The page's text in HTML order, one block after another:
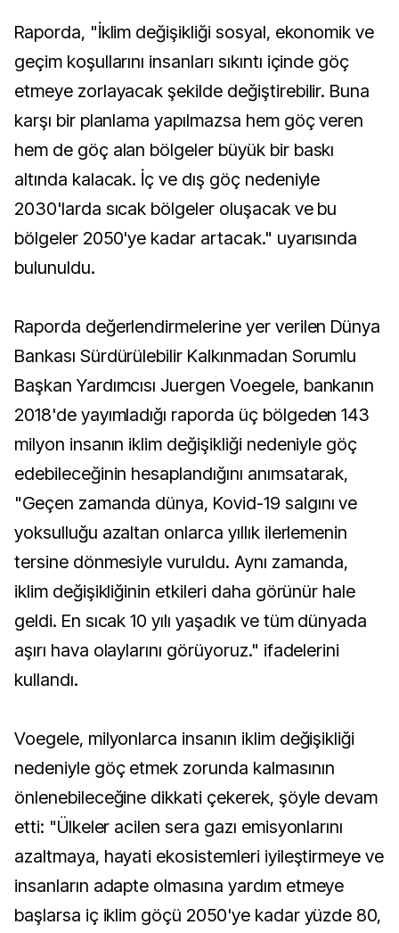
Raporda, "İklim değişikliği sosyal, ekonomik ve
geçim koşullarını insanları sıkıntı içinde göç
etmeye zorlayacak şekilde değiştirebilir. Buna
karşı bir planlama yapılmazsa hem göç veren
hem de göç alan bölgeler büyük bir baskı
altında kalacak. İç ve dış göç nedeniyle
2030'larda sıcak bölgeler oluşacak ve bu
bölgeler 2050'ye kadar artacak." uyarısında
bulunuldu.
Raporda değerlendirmelerine yer verilen Dünya
Bankası Sürdürülebilir Kalkınmadan Sorumlu
Başkan Yardımcısı Juergen Voegele, bankanın
2018'de yayımladığı raporda üç bölgeden 143
milyon insanın iklim değişikliği nedeniyle göç
edebileceğinin hesaplandığını anımsatarak,
"Geçen zamanda dünya, Kovid-19 salgını ve
yoksulluğu azaltan onlarca yıllık ilerlemenin
tersine dönmesiyle vuruldu. Aynı zamanda,
iklim değişikliğinin etkileri daha görünür hale
geldi. En sıcak 10 yılı yaşadık ve tüm dünyada
aşırı hava olaylarını görüyoruz." ifadelerini
kullandı.
Voegele, milyonlarca insanın iklim değişikliği
nedeniyle göç etmek zorunda kalmasının
önlenebileceğine dikkati çekerek, şöyle devam
etti: "Ülkeler acilen sera gazı emisyonlarını
azaltmaya, hayati ekosistemleri iyileştirmeye ve
insanların adapte olmasına yardım etmeye
başlarsa iç iklim göçü 2050'ye kadar yüzde 80,